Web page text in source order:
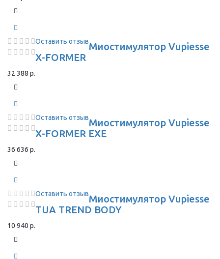
Оставить отзывМиостимулятор Vupiesse
X-FORMER
32 388 р.
Оставить отзывМиостимулятор Vupiesse
X-FORMER EXE
36 636 р.
Оставить отзывМиостимулятор Vupiesse
TUA TREND BODY
10 940 р.